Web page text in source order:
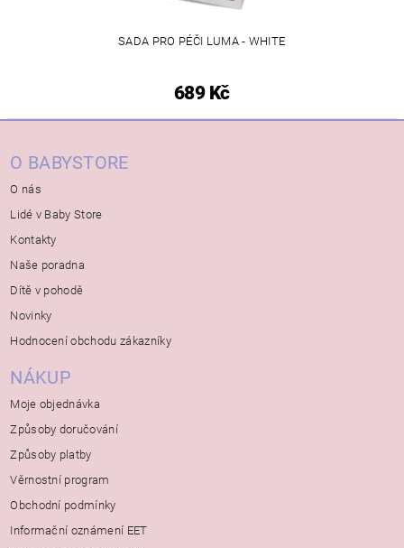
SADA PRO PÉČI LUMA - WHITE
689 Kč
O BABYSTORE
O nás
Lidé v Baby Store
Kontakty
Naše poradna
Dítě v pohodě
Novinky
Hodnocení obchodu zákazníky
NÁKUP
Moje objednávka
Způsoby doručování
Způsoby platby
Věrnostní program
Obchodní podmínky
Informační oznámení EET